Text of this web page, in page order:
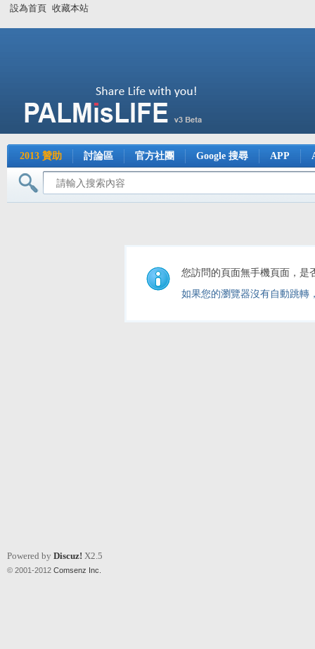
設為首頁 收藏本站
2013 贊助 討論區 官方社團 Google 搜尋 APP
您訪問的頁面無手機頁面，是
如果您的瀏覽器沒有自動跳轉
Powered by Discuz! X2.5
© 2001-2012 Comsenz Inc.